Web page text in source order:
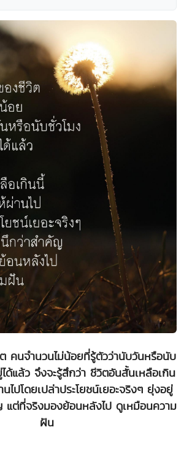
คนจำนวนไม่น้อยที่รู้ตัวว่านับวันหรือนับ
ด้แล้ว จึงจะรู้สึกว่า ชีวิตอันสั้นเหลือเกิน
ไปโดยเปล่าประโยชน์เยอะจริงๆ ยุ่งอยู่
ต่ที่จริงมองย้อนหลังไป ดูเหมือนความ
ฝัน